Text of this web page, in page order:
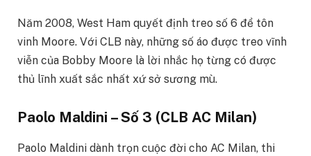
Năm 2008, West Ham quyết định treo số 6 để tôn
vinh Moore. Với CLB này, những số áo được treo vĩnh
viễn của Bobby Moore là lời nhắc họ từng có được
thủ lĩnh xuất sắc nhất xứ sở sương mù.
Paolo Maldini – Số 3 (CLB AC Milan)
Paolo Maldini dành trọn cuộc đời cho AC Milan, thi